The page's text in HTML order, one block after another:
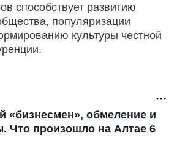
способствует развитию
популяризации
культуры честной
«бизнесмен», обмеление и
Что произошло на Алтае 6